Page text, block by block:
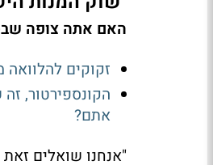
האם אתה צופה שב-2024 השוק הישראלי יסגור הפער מול
זקוקים
הקונספירטור,
אתם?